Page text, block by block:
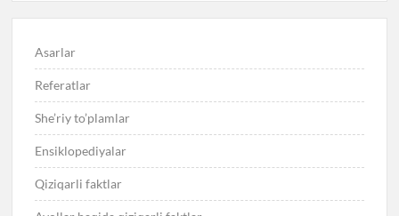
Asarlar
Referatlar
She’riy to’plamlar
Ensiklopediyalar
Qiziqarli faktlar